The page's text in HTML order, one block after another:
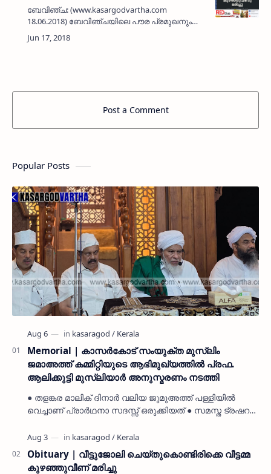
ബേവിഞ്ച: (www.kasargodvartha.com
18.06.2018) ബേവിഞ്ചയിലെ പൗര പ്രമുഖനും
മുസ്ലീം ലീഗിന്റെ സജീവ പ്രവര്‍ത്തകനും പഴയ
കാല പ്രവാസിയുമായ മൂലടുക്കം അബ്ദുല്ല (75)
Post a Comment
Popular Posts
Memorial | കാസർകോട് സംയുക്ത മുസ്ലിം
ജമാഅത്ത് കമ്മിറ്റിയുടെ ആഭിമുഖ്യത്തിൽ പ്രഫ.
ആലിക്കുട്ടി മുസ്ലിയാർ അനുസ്മരണം നടത്തി
● തളങ്കര മാലിക് ദിനാർ വലിയ ജുമുഅത്ത് പള്ളിയിൽ
വെച്ചാണ് പ്രാർഥനാ സദസ്സ് ഒരുക്കിയത് ● സമസ്ത ട്രഷറർ
നൽകി കാസ…
Obituary | വീട്ടുജോലി ചെയ്തുകൊണ്ടിരിക്കെ വീട്ടമ്മ
കുഴഞ്ഞുവീണ് മരിച്ചു